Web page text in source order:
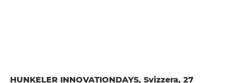
HUNKELER INNOVATIONDAYS, Svizzera, 27